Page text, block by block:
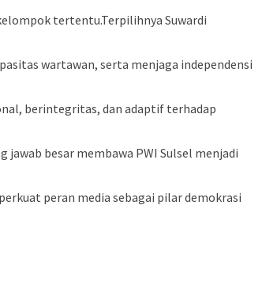
tertentu.Terpilihnya Suwardi
wartawan, serta menjaga independensi
berintegritas, dan adaptif terhadap
besar membawa PWI Sulsel menjadi
peran media sebagai pilar demokrasi